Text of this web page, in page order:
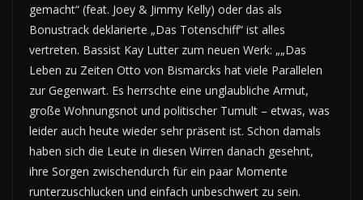
gemacht“ (feat. Joey & Jimmy Kelly) oder das als
Bonustrack deklarierte „Das Totenschiff“ ist alles
vertreten. Bassist Kay Lutter zum neuen Werk: „„Das
Leben zu Zeiten Otto von Bismarcks hat viele Parallelen
zur Gegenwart. Es herrschte eine unglaubliche Armut,
große Wohnungsnot und politischer Tumult – etwas, was
leider auch heute wieder sehr präsent ist. Schon damals
haben sich die Leute in diesen Wirren danach gesehnt,
ihre Sorgen zwischendurch für ein paar Momente
runterzuschlucken und einfach unbeschwert zu sein.